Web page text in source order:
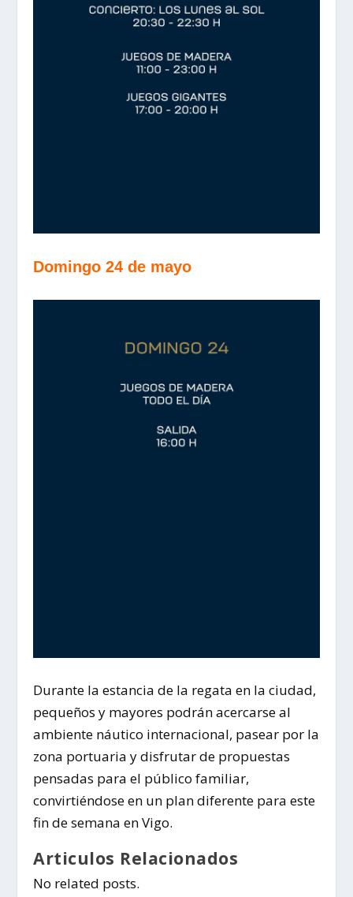
Domingo 24 de mayo
Durante la estancia de la regata en la ciudad,
pequeños y mayores podrán acercarse al
ambiente náutico internacional, pasear por la
zona portuaria y disfrutar de propuestas
pensadas para el público familiar,
convirtiéndose en un plan diferente para este
fin de semana en Vigo.
Articulos Relacionados
No related posts.